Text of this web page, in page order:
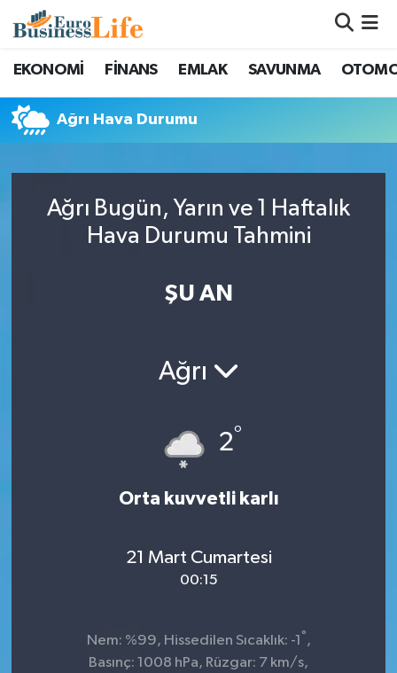
EKONOMİ FİNANS EMLAK SAVUNMA
Ağrı Hava Durumu
Ağrı Bugün, Yarın ve 1 Haftalık
Hava Durumu Tahmini
ŞU AN
Ağrı
2°
Orta kuvvetli karlı
21 Mart Cumartesi
00:15
Nem: %99, Hissedilen Sıcaklık: -1 ° ,
Basınç: 1008 hPa, Rüzgar: 7 km/s,
Nöbetçi Eczaneler
Hava Durumu
Trafik Durumu
Süper Lig Puan Durumu ve Fikstür